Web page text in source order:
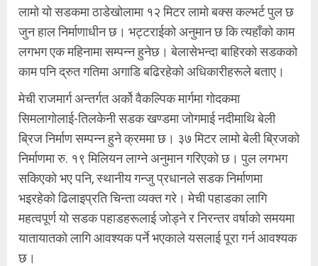
लामो यो सडकमा ठाडेखोलामा १२ मिटर लामो बक्स कल्भर्ट पुल छ
जुन हाल निर्माणाधीन छ। भट्टराईको अनुमान छ कि त्यहाँको काम
लगभग एक महिनामा सम्पन्न हुनेछ। बेलासेभन्दा बाहिरको सडकको
काम पनि द्रुत गतिमा अगाडि बढिरहेको अधिकारीहरूले बताए।
मेची राजमार्ग अन्तर्गत अर्को वैकल्पिक मार्गमा गोदकमा
सिमलागोलाई-तिलकेनी सडक खण्डमा जोगमाई नदीमाथि बेली
ब्रिज निर्माण सम्पन्न हुने क्रममा छ। ३७ मिटर लामो बेली ब्रिजको
निर्माणमा रु. १९ मिलियन लाग्ने अनुमान गरिएको छ। पुल लगभग
सकिएको भए पनि, स्थानीय गन्जु प्रधानले सडक निर्माणमा
भइरहेको ढिलाइप्रति चिन्ता व्यक्त गरे। मेची पहाडका लागि
महत्वपूर्ण यो सडक पहाडहरूलाई जोड्ने र निरन्तर वर्षाको समयमा
यातायातको लागि आवश्यक पर्ने भएकाले यसलाई पूरा गर्न आवश्यक
छ।